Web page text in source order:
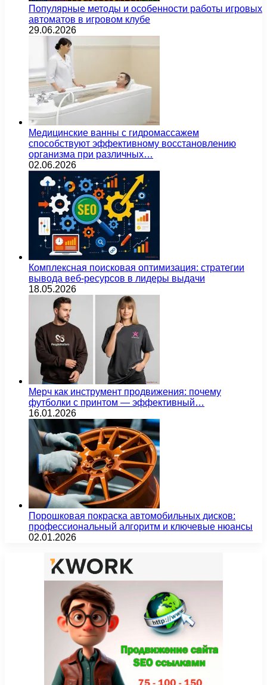
Популярные методы и особенности работы игровых
автоматов в игровом клубе
29.06.2026
Медицинские ванны с гидромассажем
способствуют эффективному восстановлению
организма при различных…
02.06.2026
Комплексная поисковая оптимизация: стратегии
вывода веб-ресурсов в лидеры выдачи
18.05.2026
Мерч как инструмент продвижения: почему
футболки с принтом — эффективный…
16.01.2026
Порошковая покраска автомобильных дисков:
профессиональный алгоритм и ключевые нюансы
02.01.2026